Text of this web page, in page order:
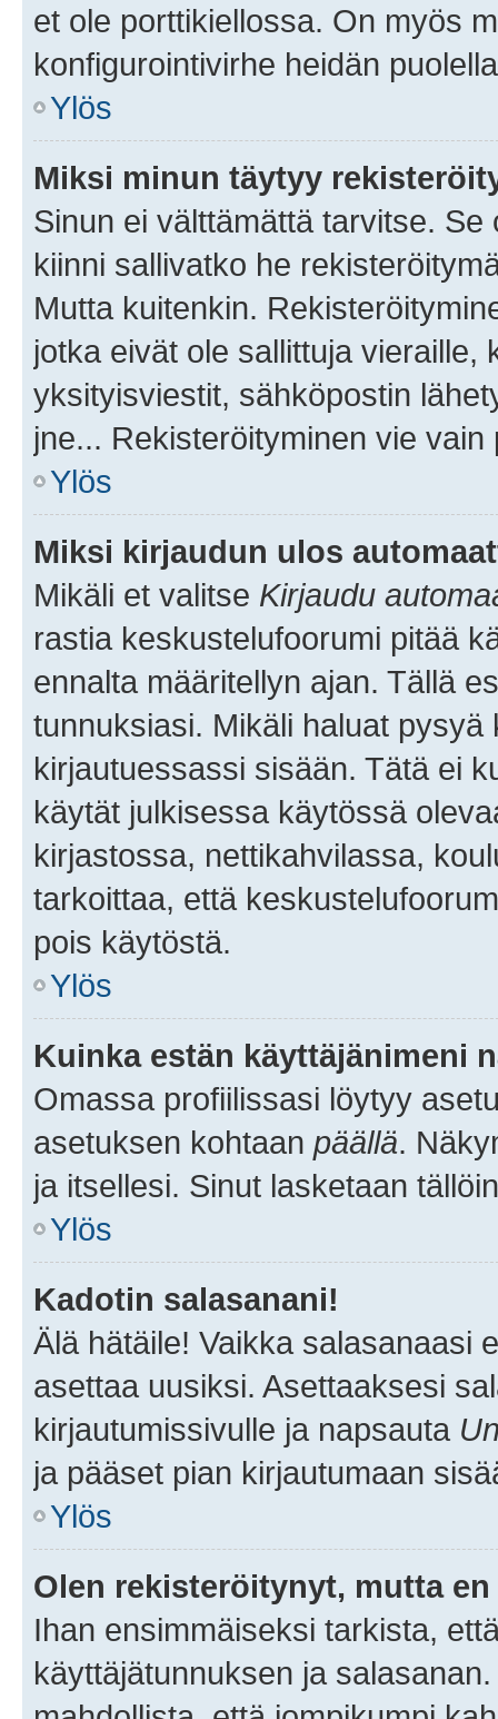
et ole porttikiellossa. On myös
konfigurointivirhe heidän
Ylös
Miksi minun täytyy
Sinun ei välttämättä tarvitse.
kiinni sallivatko he
Mutta kuitenkin.
jotka eivät ole sallittuja vieraille,
yksityisviestit, sähköpostin
jne... Rekisteröityminen vie
Ylös
Miksi kirjaudun ulos
Mikäli et valitse Kirjaudu
rastia keskustelufoorumi pitää
ennalta määritellyn ajan. Tällä
tunnuksiasi. Mikäli haluat
kirjautuessassi sisään. Tätä ei
käytät julkisessa käytössä
kirjastossa, nettikahvilassa,
tarkoittaa, että
pois käytöstä.
Ylös
Kuinka estän käyttäjänimeni
Omassa profiilissasi löytyy
asetuksen kohtaan päällä.
ja itsellesi. Sinut lasketaan
Ylös
Kadotin salasanani!
Älä hätäile! Vaikka salasanaasi
asettaa uusiksi. Asettaaksesi
kirjautumissivulle ja napsauta
ja pääset pian kirjautumaan
Ylös
Olen rekisteröitynyt, mutta
Ihan ensimmäiseksi tarkista,
käyttäjätunnuksen ja